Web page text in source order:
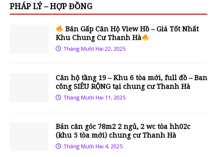
PHÁP LÝ – HỢP ĐỒNG
Bán Gấp Căn Hộ View Hồ – Giá Tốt Nhất
Khu Chung Cư Thanh Hà
Tháng Mười Hai 22, 2025
Căn hộ tầng 19 – Khu 6 tòa mới, full đồ – Ban
công SIÊU RỘNG tại chung cư Thanh Hà
Tháng Mười Hai 11, 2025
Bán căn góc 78m2 2 ngủ, 2 wc tòa hh02c
(khu 5 tòa mới) chung cư Thanh Hà
Tháng Mười Hai 4, 2025